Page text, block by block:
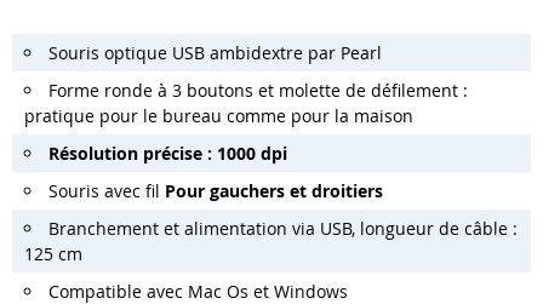
Souris optique USB ambidextre par Pearl
Forme ronde à 3 boutons et molette de défilement :
pratique pour le bureau comme pour la maison
Résolution précise : 1000 dpi
Souris avec fil Pour gauchers et droitiers
Branchement et alimentation via USB, longueur de câble :
125 cm
Compatible avec Mac Os et Windows